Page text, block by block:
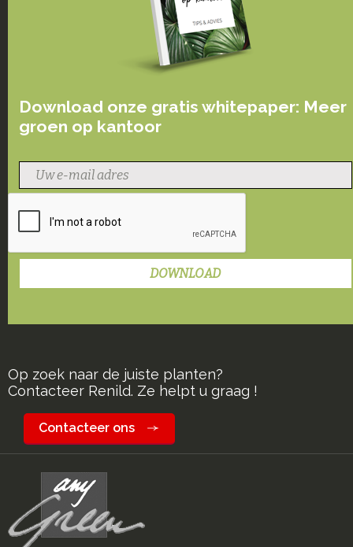
Download onze gratis whitepaper: Meer
groen op kantoor
Op zoek naar de juiste planten?
Contacteer Renild. Ze helpt u graag !
Contacteer ons